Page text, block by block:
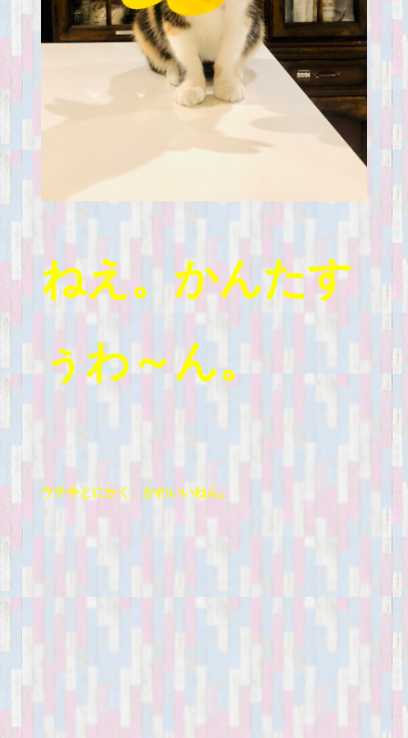
ねえ。かんたす
ぅわ～ん。
ウチ今とにかく、かわいいねん。